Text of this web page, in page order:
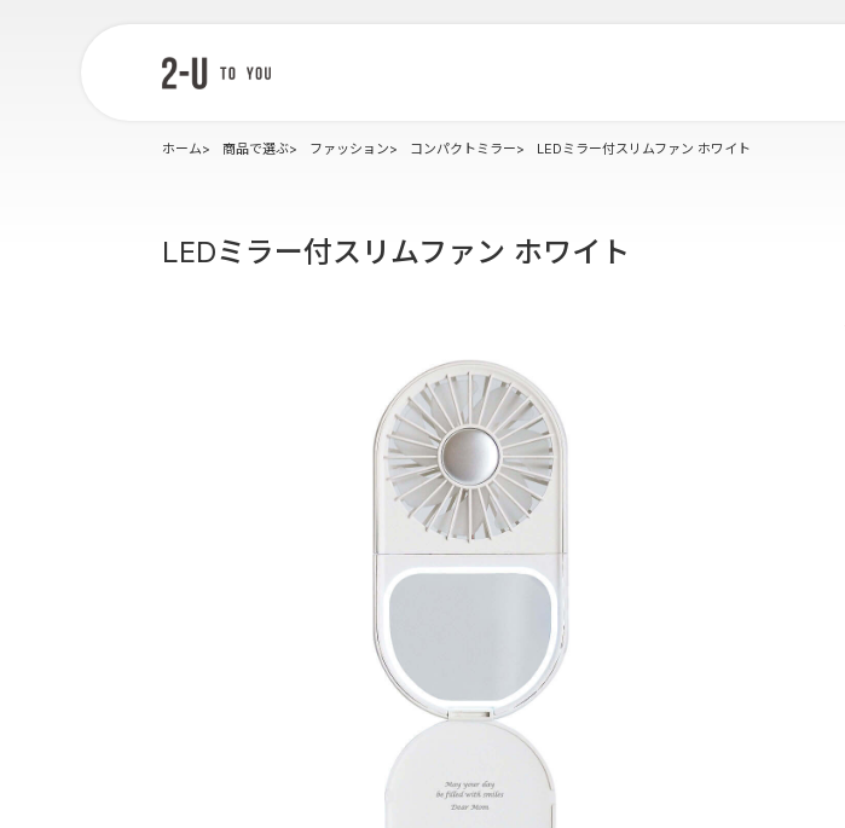
ホーム 商品で選ぶ ファッション コンパクトミラー LEDミラー付スリムファン ホワイト
LEDミラー付スリムファン ホワイト